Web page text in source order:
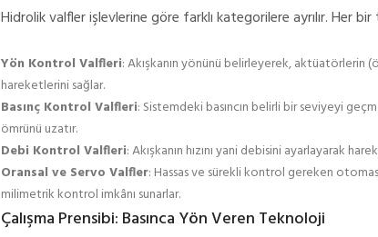
Hidrolik valfler işlevlerine göre farklı kategorilere ayrılır. Her
Yön Kontrol Valfleri: Akışkanın yönünü belirleyerek, aktüatörlerin
hareketlerini sağlar.
Basınç Kontrol Valfleri: Sistemdeki basıncın belirli bir seviyeyi
ömrünü uzatır.
Debi Kontrol Valfleri: Akışkanın hızını yani debisini ayarlayarak
Oransal ve Servo Valfler: Hassas ve sürekli kontrol gereken
milimetrik kontrol imkânı sunarlar.
Çalışma Prensibi: Basınca Yön Veren Teknoloji